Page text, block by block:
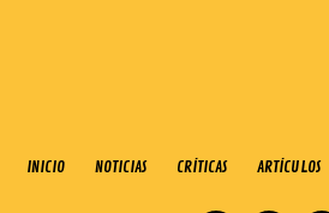
INICIO NOTICIAS CRÍTICAS ARTÍCULOS